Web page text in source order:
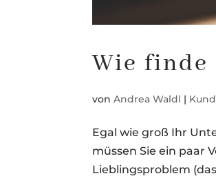
Wie finde
vonAndrea Waldl |
Egal wie groß Ihr
müssen Sie ein paar
Lieblingsproblem